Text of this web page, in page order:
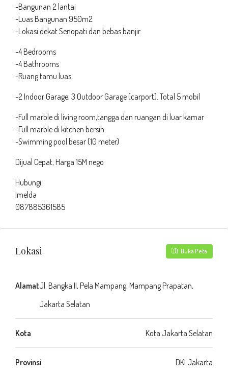
-Bangunan 2 lantai
-Luas Bangunan 950m2
-Lokasi dekat Senopati dan bebas banjir.
-4 Bedrooms
-4 Bathrooms
-Ruang tamu luas
-2 Indoor Garage, 3 Outdoor Garage (carport). Total 5 mobil
-Full marble di living room,tangga dan ruangan di luar kamar
-Full marble di kitchen bersih
-Swimming pool besar (10 meter)
Dijual Cepat, Harga 15M nego
Hubungi:
Imelda
087885361585
Lokasi Buka Peta
AlamatJl. Bangka II, Pela Mampang, Mampang Prapatan,
Jakarta Selatan
Kota Kota Jakarta Selatan
Provinsi DKI Jakarta